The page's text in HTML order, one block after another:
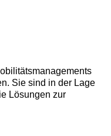
Sie sind in der Lage
Lösungen zur